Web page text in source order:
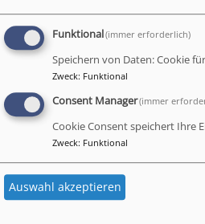
in der EEB und in den Gemeinden
Bestandteil der Familienbildung.
Eltern-Kind-Gruppen nach
emotionalen und kognitiven Lernens.
befassen sich mit
(Entwicklung, Ernährung,
Funktional(immer erforderlich)
Speichern von Daten: Cookie
Zweck: Funktional
Consent Manager(immer
Cookie Consent speichert Ihre
Zweck: Funktional
Auswahl akzeptieren